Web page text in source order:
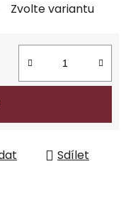
Zvolte variantu
Sdílet